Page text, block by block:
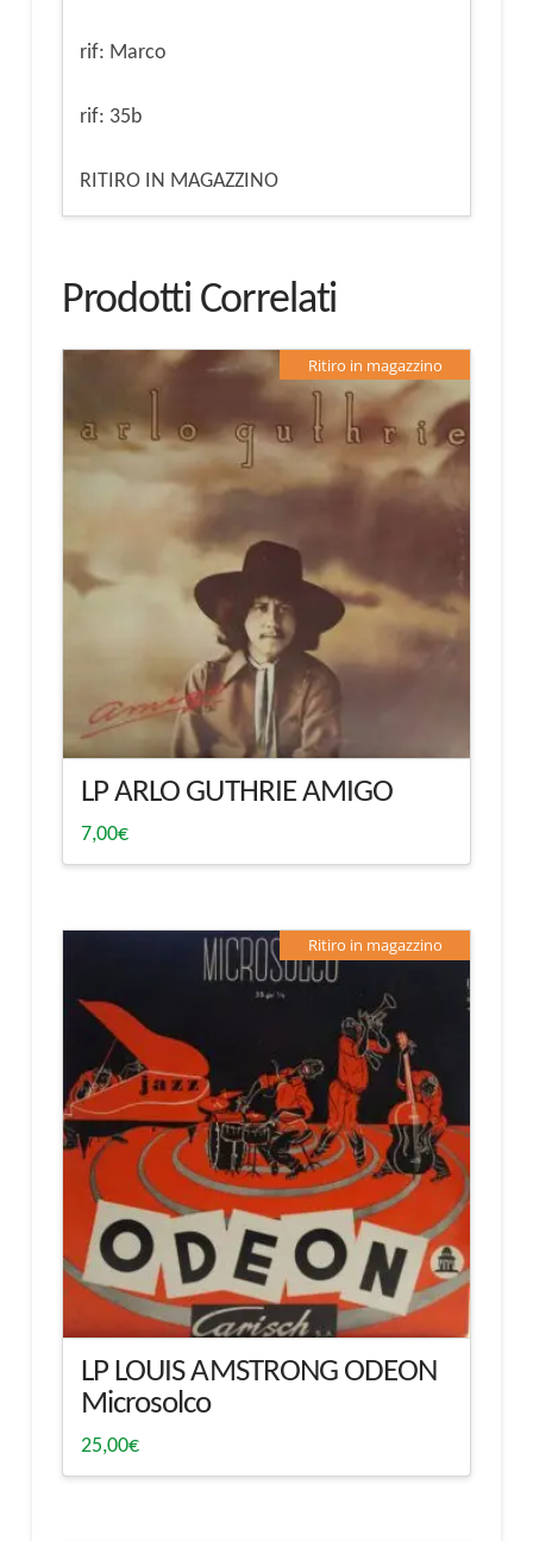
rif: Marco
rif: 35b
RITIRO IN MAGAZZINO
Prodotti Correlati
Ritiro in magazzino
LP ARLO GUTHRIE AMIGO
7,00€
Ritiro in magazzino
LP LOUIS AMSTRONG ODEON
Microsolco
25,00€